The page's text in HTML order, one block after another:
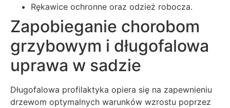
Rękawice ochronne oraz odzież robocza.
Zapobieganie chorobom
grzybowym i długofalowa
uprawa w sadzie
Długofalowa profilaktyka opiera się na zapewnieniu
drzewom optymalnych warunków wzrostu poprzez